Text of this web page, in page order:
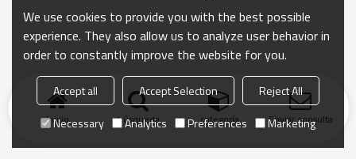
Inicio búsqueda categoría Enviar consulta
We use cookies to provide you with the best possible
experience. They also allow us to analyze user behavior in
order to constantly improve the website for you.
Accept all Accept Selection
Reject All
Necessary
Analytics Preferences Marketing